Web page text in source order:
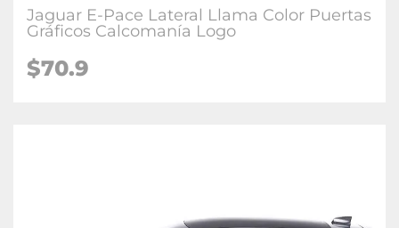
Jaguar E-Pace Lateral Llama Color Puertas
Gráficos Calcomanía Logo
$70.9